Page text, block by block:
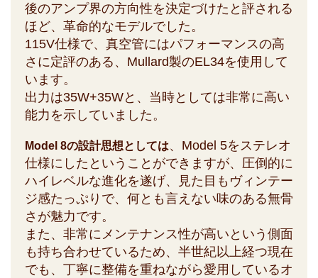
後のアンプ界の方向性を決定づけたと評される
ほど、革命的なモデルでした。
115V仕様で、真空管にはパフォーマンスの高
さに定評のある、Mullard製のEL34を使用して
います。
出力は35W+35Wと、当時としては非常に高い
能力を示していました。
Model 8の設計思想としては、Model 5をステレオ
仕様にしたということができますが、圧倒的に
ハイレベルな進化を遂げ、見た目もヴィンテー
ジ感たっぷりで、何とも言えない味のある無骨
さが魅力です。
また、非常にメンテナンス性が高いという側面
も持ち合わせているため、半世紀以上経つ現在
でも、丁寧に整備を重ねながら愛用しているオ